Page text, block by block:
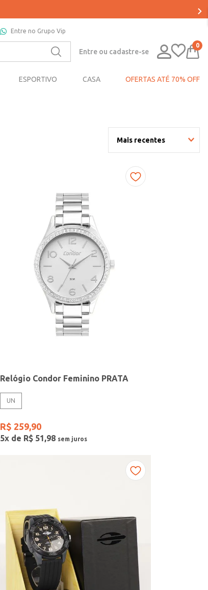
Entre no Grupo Vip
Entre ou cadastre-se
0
ESPORTIVO CASA OFERTAS ATÉ 70% OFF
Mais recentes
Relógio Condor Feminino PRATA
UN
R$ 259,90
5x de R$ 51,98